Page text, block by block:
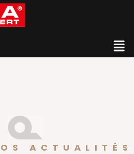
ACTUALITÉS